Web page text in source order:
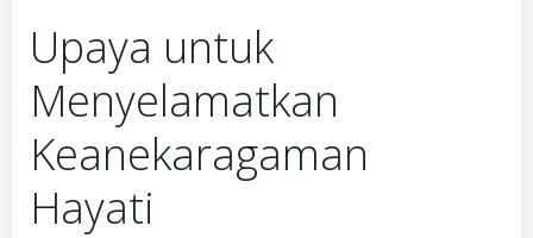
Upaya untuk
Menyelamatkan
Keanekaragaman
Hayati